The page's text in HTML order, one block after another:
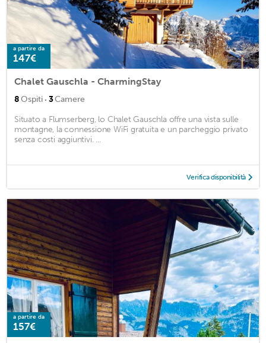
a partire da
147€
Chalet Gauschla - CharmingStay
8Ospiti · 3Camere
Situato a Flumserberg, lo Chalet Gauschla offre una vista sulle
montagne, la connessione WiFi gratuita e un parcheggio privato
senza costi aggiuntivi. ...
Verifica disponibilità
a partire da
157€